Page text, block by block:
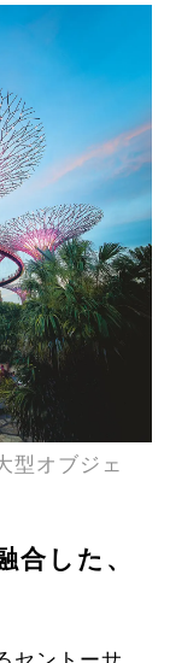
型オブジェ
合した、